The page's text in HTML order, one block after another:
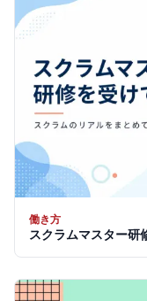
働き方
スクラムマスター研